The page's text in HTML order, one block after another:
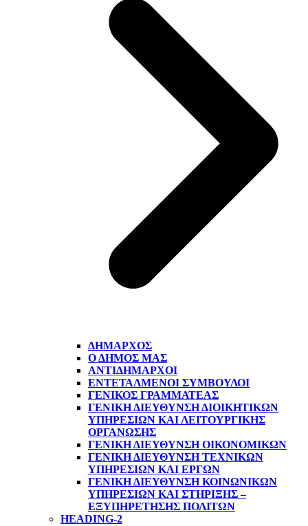
ΔΉΜΑΡΧΟΣ
Ο ΔΗΜΟΣ ΜΑΣ
ΑΝΤΙΔΉΜΑΡΧΟΙ
ΕΝΤΕΤΑΛΜΈΝΟΙ ΣΎΜΒΟΥΛΟΙ
ΓΕΝΙΚΌΣ ΓΡΑΜΜΑΤΈΑΣ
ΓΕΝΙΚΉ ΔΙΕΎΘΥΝΣΗ ΔΙΟΙΚΗΤΙΚΏΝ
ΥΠΗΡΕΣΙΏΝ ΚΑΙ ΛΕΙΤΟΥΡΓΙΚΉΣ
ΟΡΓΆΝΩΣΗΣ
ΓΕΝΙΚΉ ΔΙΕΎΘΥΝΣΗ ΟΙΚΟΝΟΜΙΚΏΝ
ΓΕΝΙΚΉ ΔΙΕΎΘΥΝΣΗ ΤΕΧΝΙΚΏΝ
ΥΠΗΡΕΣΙΏΝ ΚΑΙ ΈΡΓΩΝ
ΓΕΝΙΚΉ ΔΙΕΎΘΥΝΣΗ ΚΟΙΝΩΝΙΚΏΝ
ΥΠΗΡΕΣΙΏΝ ΚΑΙ ΣΤΉΡΙΞΗΣ –
ΕΞΥΠΗΡΈΤΗΣΗΣ ΠΟΛΙΤΏΝ
HEADING-2